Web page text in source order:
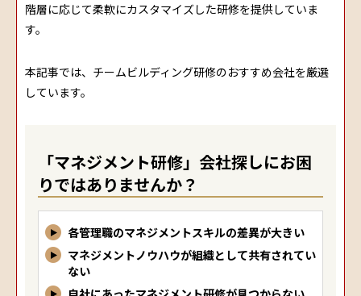
階層に応じて柔軟にカスタマイズした研修を提供していま
す。
本記事では、チームビルディング研修のおすすめ会社を厳選
しています。
「マネジメント研修」会社探しにお困
りではありませんか？
各管理職のマネジメントスキルの差異が大きい
マネジメントノウハウが組織として共有されてい
ない